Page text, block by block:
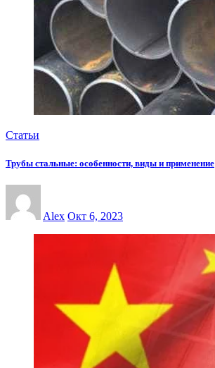
Статьи
Трубы стальные: особенности, виды и применение
Alex Окт 6, 2023